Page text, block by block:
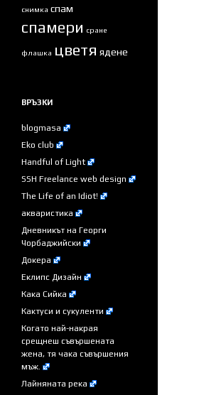
снимка спам
спамери сране
флашка цветя ядене
ВРЪЗКИ
blogmasa
Eko club
Handful of Light
SSH Freelance web design
The Life of an Idiot!
акваристика
Дневникът на Георги
Чорбаджийски
Докера
Еклипс Дизайн
Кака Сийка
Кактуси и сукуленти
Когато най-накрая
срещнеш съвършената
жена, тя чака съвършения
мъж.
Лайняната река